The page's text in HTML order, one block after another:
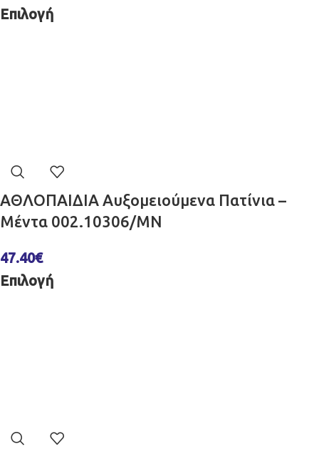
Επιλογή
ΑΘΛΟΠΑΙΔΙΑ Αυξομειούμενα Πατίνια –
Μέντα 002.10306/MN
47.40€
Επιλογή